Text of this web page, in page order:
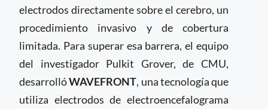
electrodos directamente sobre el cerebro, un
procedimiento invasivo y de cobertura
limitada. Para superar esa barrera, el equipo
del investigador Pulkit Grover, de CMU,
desarrollóWAVEFRONT, una tecnología que
utiliza electrodos de electroencefalograma